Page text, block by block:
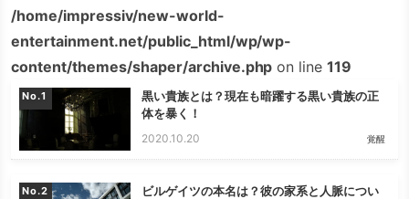
/home/impressiv/new-world-
entertainment.net/public_html/wp/wp-
content/themes/shaper/archive.php on line119
No.
黒い貴族とは？現在も暗躍する黒い貴族の正
体を暴く！
2020.10.20 覚醒
No.
ビルゲイツの本名は？彼の家系と人脈につい